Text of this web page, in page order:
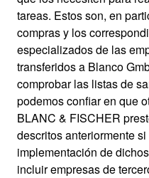
tareas. Estos son, en
compras y los
especializados de las
transferidos a Blanco
comprobar las listas de
podemos confiar en que
BLANC & FISCHER
descritos anteriormente
implementación de
incluir empresas de